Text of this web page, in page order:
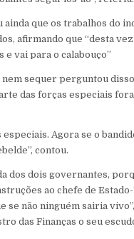
ainda que os trabalhos do
afirmando que “desta
e vai para o calabouço”
sequer perguntou
das forças especiais
especiais. Agora se o
contou.
dos dois governantes,
ao chefe de
se não ninguém sairia
das Finanças o seu